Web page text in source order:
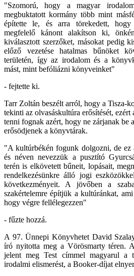
"Szomorú, hogy a magyar
megbuktatott kormány több mint
építette le, és arra törekedett,
megfelelő kánont alakítson ki,
kiválasztott szerzőket, másokat pedig
előző vezetése hatalmas bűnöket
területén, így az irodalom és a
mást, mint befóliázni könyveinket"
- fejtette ki.
Tarr Zoltán beszélt arról, hogy a Tisza-
tekinti az olvasáskultúra erősítését, ezért
tenni fognak azért, hogy ne zárjanak be
erősödjenek a könyvtárak.
"A kultúrbékén fogunk dolgozni, de
és néven nevezzük a pusztító
terén is elkövetett bűneit, lopásait,
rendelkezésünkre álló jogi
következményeit. A jövőben a
szakértelemre építjük a kultúránkat,
hogy végre fellélegezzen"
- fűzte hozzá.
A 97. Ünnepi Könyvhetet David
író nyitotta meg a Vörösmarty téren.
jelent meg Test címmel magyarul a
irodalmi elismerést, a Booker-díjat